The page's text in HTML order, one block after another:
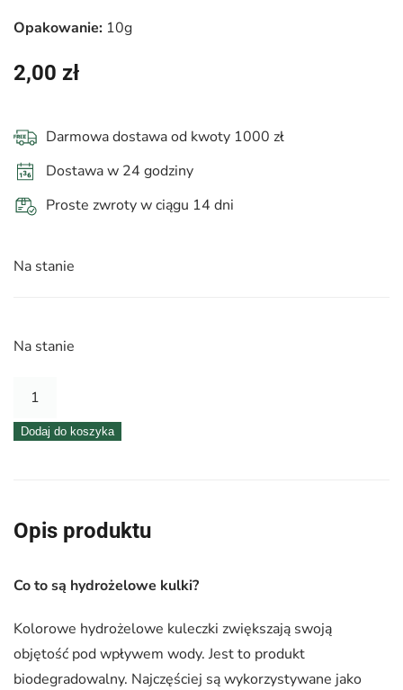
Opakowanie: 10g
2,00 zł
Darmowa dostawa od kwoty 1000 zł
Dostawa w 24 godziny
Proste zwroty w ciągu 14 dni
Na stanie
Na stanie
ilość
–
różowy
Dodaj do koszyka
Opis produktu
Co to są hydrożelowe kulki?
Kolorowe hydrożelowe kuleczki zwiększają swoją
objętość pod wpływem wody. Jest to produkt
biodegradowalny. Najczęściej są wykorzystywane jako